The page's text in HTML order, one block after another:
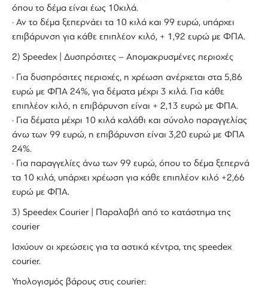
όπου το δέμα είναι έως 10κιλά.
· Αν το δέμα ξεπερνάει τα 10 κιλά και 99 ευρώ, υπάρχει
επιβάρυνση για κάθε επιπλέον κιλό, + 1,92 ευρώ με ΦΠΑ.
2) Speedex | Δυσπρόσιτες – Απομακρυσμένες περιοχές
· Για δυσπρόσιτες περιοχές, η χρέωση ανέρχεται στα 5,86
ευρώ με ΦΠΑ 24%, για δέματα μέχρι 3 κιλά. Για κάθε
επιπλέον κιλό, η επιβάρυνση είναι + 2,13 ευρώ με ΦΠΑ.
· Για δέματα μέχρι 10 κιλά καλάθι και σύνολο παραγγελίας
άνω των 99 ευρώ, η επιβάρυνση είναι 3,20 ευρώ με ΦΠΑ
24%.
· Για παραγγελίες άνω των 99 ευρώ, όπου το δέμα ξεπερνά
τα 10 κιλά, υπάρχει χρέωση για κάθε επιπλέον κιλό +2,66
ευρώ με ΦΠΑ.
3) Speedex Courier | Παραλαβή από το κατάστημα της
courier
Ισχύουν οι χρεώσεις για τα αστικά κέντρα, της speedex
courier.
Υπολογισμός βάρους στις courier: